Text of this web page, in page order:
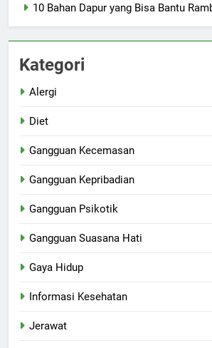
10 Bahan Dapur yang Bisa Bantu
Kategori
Alergi
Diet
Gangguan Kecemasan
Gangguan Kepribadian
Gangguan Psikotik
Gangguan Suasana Hati
Gaya Hidup
Informasi Kesehatan
Jerawat